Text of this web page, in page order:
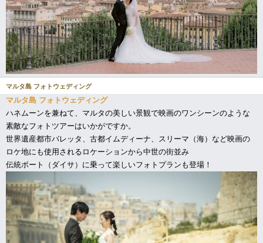
マルタ島 フォトウェディング
マルタ島 フォトウェディング
ハネムーンを兼ねて、マルタの美しい景観で映画のワンシーンのような
素敵なフォトツアーはいかがですか。
世界遺産都市バレッタ、古都イムディーナ、スリーマ（海）など映画の
ロケ地にも使用されるロケーションから中世の街並み
伝統ボート（ダイサ）に乗って楽しいフォトプランも登場！